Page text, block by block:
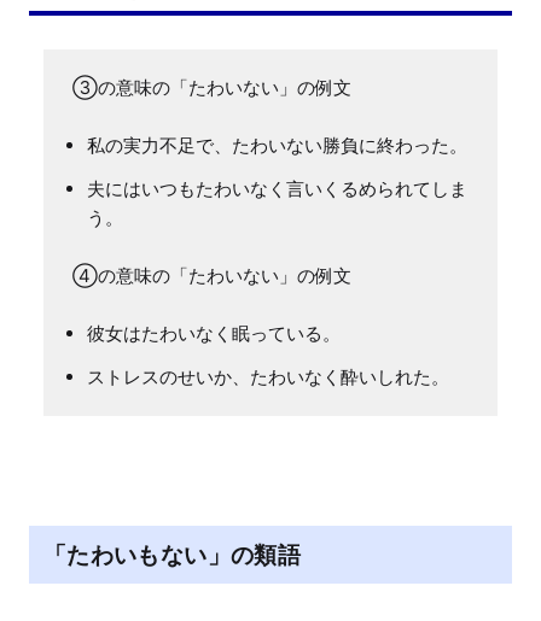
私の実力不足で、たわいない勝負に終わった。
夫にはいつもたわいなく言いくるめられてしま
う。
彼女はたわいなく眠っている。
ストレスのせいか、たわいなく酔いしれた。
「たわいもない」の類語